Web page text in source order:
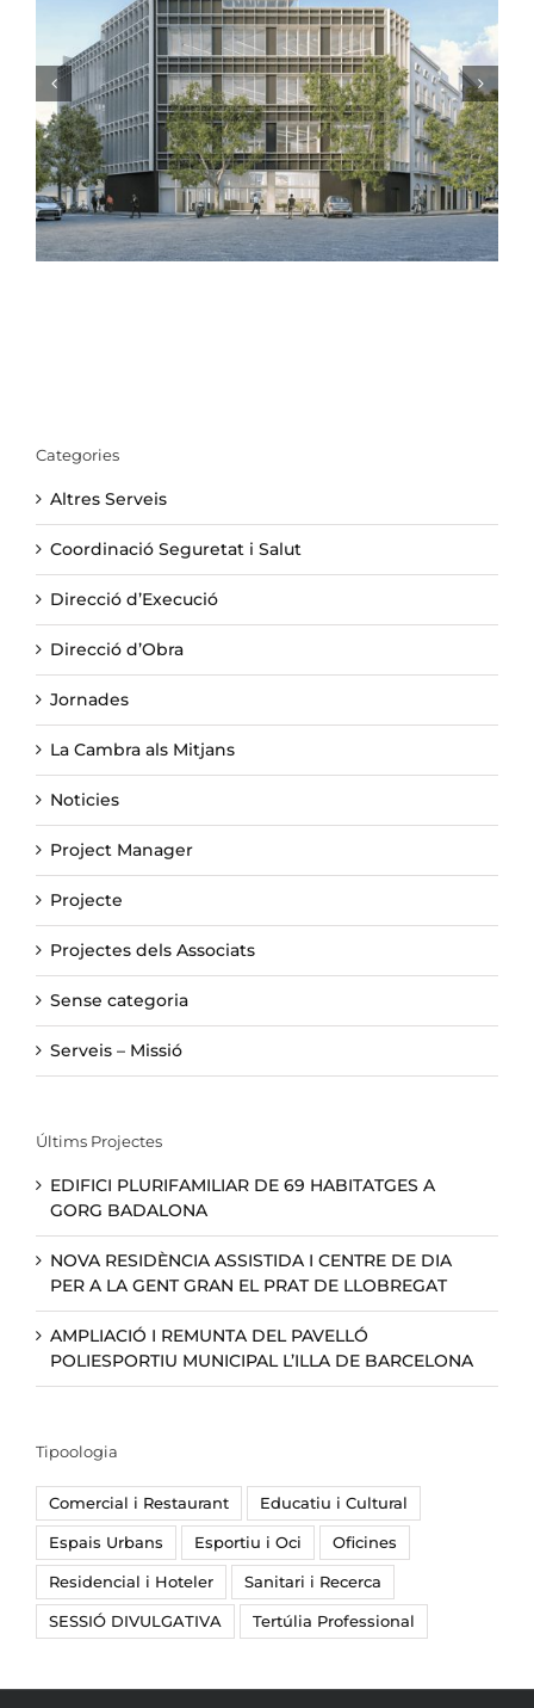
VISITA OBRA_ESCOLA PACO CANDEL
Categories
Altres Serveis
Coordinació Seguretat i Salut
Direcció d’Execució
Direcció d’Obra
Jornades
La Cambra als Mitjans
Noticies
Project Manager
Projecte
Projectes dels Associats
Sense categoria
Serveis – Missió
Últims Projectes
EDIFICI PLURIFAMILIAR DE 69 HABITATGES A
GORG BADALONA
NOVA RESIDÈNCIA ASSISTIDA I CENTRE DE DIA
PER A LA GENT GRAN EL PRAT DE LLOBREGAT
AMPLIACIÓ I REMUNTA DEL PAVELLÓ
POLIESPORTIU MUNICIPAL L’ILLA DE BARCELONA
Tipoologia
Comercial i Restaurant Educatiu i Cultural
Espais Urbans Esportiu i Oci Oficines
Residencial i Hoteler Sanitari i Recerca
SESSIÓ DIVULGATIVA Tertúlia Professional